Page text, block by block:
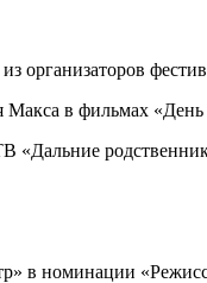
организаторов
Макса в фильмах
«Дальние
в номинации